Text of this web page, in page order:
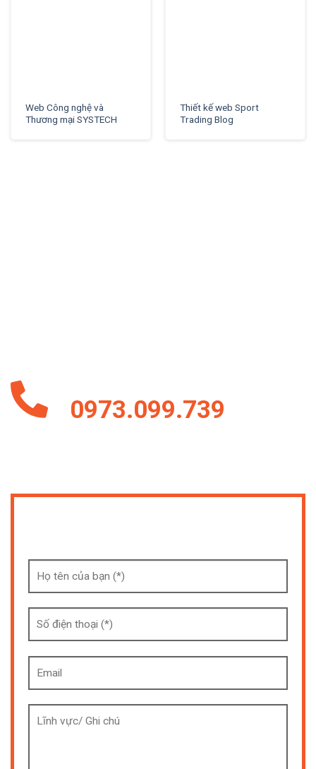
Web Công nghệ và
Thương mại SYSTECH
Thiết kế web Sport
Trading Blog
0973.099.739